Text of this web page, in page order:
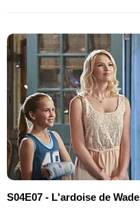
S04E07 - L'ardoise de Wade